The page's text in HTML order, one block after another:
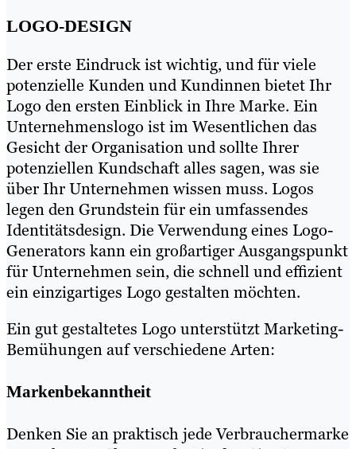
LOGO-DESIGN
Der erste Eindruck ist wichtig, und für viele
potenzielle Kunden und Kundinnen bietet Ihr
Logo den ersten Einblick in Ihre Marke. Ein
Unternehmenslogo ist im Wesentlichen das
Gesicht der Organisation und sollte Ihrer
potenziellen Kundschaft alles sagen, was sie
über Ihr Unternehmen wissen muss. Logos
legen den Grundstein für ein umfassendes
Identitätsdesign. Die Verwendung eines Logo-
Generators kann ein großartiger Ausgangspunkt
für Unternehmen sein, die schnell und effizient
ein einzigartiges Logo gestalten möchten.
Ein gut gestaltetes Logo unterstützt Marketing-
Bemühungen auf verschiedene Arten:
Markenbekanntheit
Denken Sie an praktisch jede Verbrauchermarke